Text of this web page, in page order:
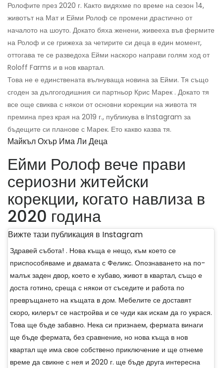
Ролофите през 2020 г. Както видяхме по време на сезон 14,
животът на Мат и Ейми Ролоф се промени драстично от
началото на шоуто. Докато бяха женени, живееха във фермите
на Ролоф и се грижеха за четирите си деца в един момент,
оттогава те се разведоха Ейми наскоро направи голям ход от
Roloff Farms и в нов квартал.
Това не е единствената вълнуваща новина за Ейми. Тя също
сгоден за дългогодишния си партньор Крис Марек . Докато тя
все още свиква с някои от основни корекции на живота тя
премина през края на 2019 г., публикува в Instagram за
бъдещите си планове с Марек. Ето какво казва тя.
Майкъл Охър Има Ли Деца
Ейми Ролоф вече прави
сериозни житейски
корекции, когато навлиза в
2020 година
Вижте тази публикация в Instagram
Здравей събота! . Нова къща е нещо, към което се
приспособяваме и двамата с Феликс. Опознаването на по-
малък заден двор, което е хубаво, живот в квартал, също е
доста готино, среща с някои от съседите и работа по
превръщането на къщата в дом. Мебелите се доставят
скоро, килерът се настройва и се чуди как искам да го украся.
Това ще бъде забавно. Нека си признаем, фермата винаги
ще бъде фермата, без сравнение, но нова къща в нов
квартал ще има свое собствено приключение и ще отнеме
време да свикне с нея и 2020 г. ще бъде друга интересна